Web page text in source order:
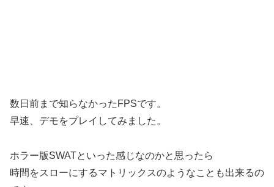
数日前まで知らなかったFPSです。
早速、デモをプレイしてみました。
ホラー版SWATといった感じなのかと思ったら
時間をスローにするマトリックスのようなことも出来るの